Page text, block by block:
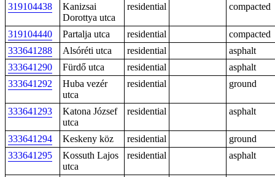
319104438
Kanizsai
Dorottya utca
residential compacted
319104440 Partalja utca residential
compacted
333641288
Alsóréti utca residential
asphalt
333641290
Fürdő utca residential
asphalt
333641292
Huba vezér
utca
residential ground
333641293
Katona József
utca
residential asphalt
333641294 Keskeny köz residential
ground
333641295
Kossuth Lajos
utca
residential asphalt